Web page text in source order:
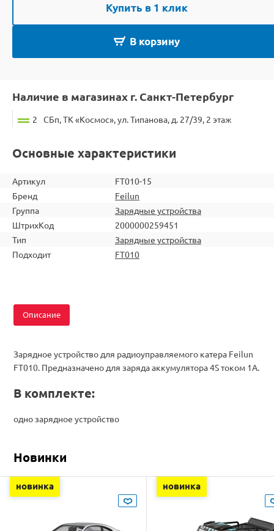
Купить в 1 клик
В корзину
Наличие в магазинах г. Санкт-Петербург
2 СБп, ТК «Космос», ул. Типанова, д. 27/39, 2 этаж
Основные характеристики
Артикул
FT010-15
Бренд
Feilun
Группа
Зарядные устройства
ШтрихКод
2000000259451
Тип
Зарядные устройства
Подходит
FT010
Описание
Зарядное устройство для радиоуправляемого катера Feilun
FT010. Предназначено для заряда аккумулятора 4S током 1А.
В комплекте:
одно зарядное устройство
Новинки
новинка новинка